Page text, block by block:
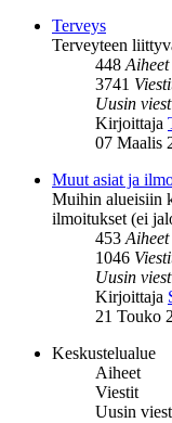
Terveys
Terveyteen
448Aiheet
3741
Uusin
Kirjoittaja
07 Maalis
Muut asiat ja
Muihin alueisiin
ilmoitukset (ei
453Aiheet
1046
Uusin
Kirjoittaja
21 Touko
Keskustelualue
Aiheet
Viestit
Uusin